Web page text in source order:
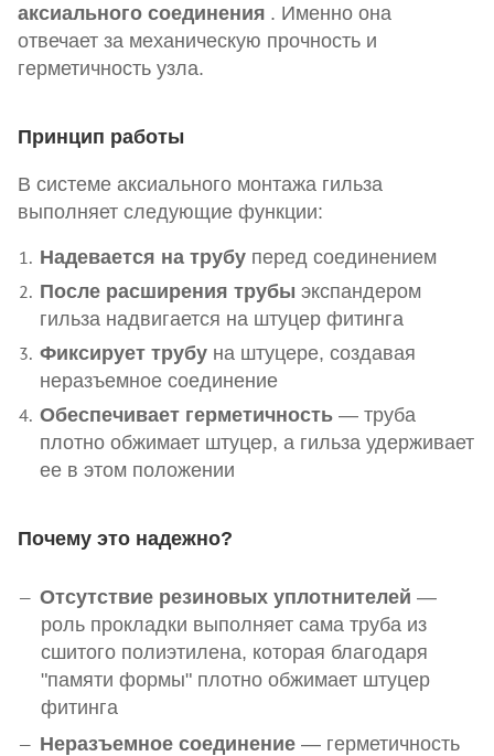
аксиального соединения . Именно она
отвечает за механическую прочность и
герметичность узла.
Принцип работы
В системе аксиального монтажа гильза
выполняет следующие функции:
Надевается на трубу перед соединением
После расширения трубы экспандером
гильза надвигается на штуцер фитинга
Фиксирует трубу на штуцере, создавая
неразъемное соединение
Обеспечивает герметичность — труба
плотно обжимает штуцер, а гильза удерживает
ее в этом положении
Почему это надежно?
Отсутствие резиновых уплотнителей —
роль прокладки выполняет сама труба из
сшитого полиэтилена, которая благодаря
"памяти формы" плотно обжимает штуцер
фитинга
Неразъемное соединение — герметичность